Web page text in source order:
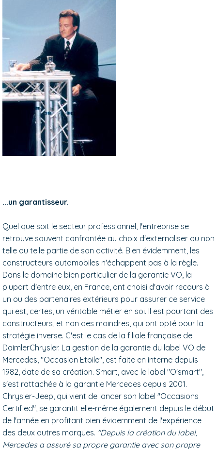
...un garantisseur.
Quel que soit le secteur professionnel, l'entreprise se
retrouve souvent confrontée au choix d'externaliser ou non
telle ou telle partie de son activité. Bien évidemment, les
constructeurs automobiles n'échappent pas à la règle.
Dans le domaine bien particulier de la garantie VO, la
plupart d'entre eux, en France, ont choisi d'avoir recours à
un ou des partenaires extérieurs pour assurer ce service
qui est, certes, un véritable métier en soi. Il est pourtant des
constructeurs, et non des moindres, qui ont opté pour la
stratégie inverse. C'est le cas de la filiale française de
DaimlerChrysler. La gestion de la garantie du label VO de
Mercedes, "Occasion Etoile", est faite en interne depuis
1982, date de sa création. Smart, avec le label "O'smart",
s'est rattachée à la garantie Mercedes depuis 2001.
Chrysler-Jeep, qui vient de lancer son label "Occasions
Certified", se garantit elle-même également depuis le début
de l'année en profitant bien évidemment de l'expérience
des deux autres marques. "Depuis la création du label,
Mercedes a assuré sa propre garantie avec son propre